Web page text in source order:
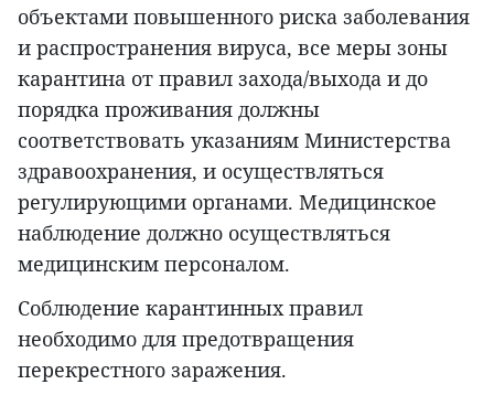
объектами повышенного риска заболевания
и распространения вируса, все меры зоны
карантина от правил захода/выхода и до
порядка проживания должны
соответствовать указаниям Министерства
здравоохранения, и осуществляться
регулирующими органами. Медицинское
наблюдение должно осуществляться
медицинским персоналом.
Соблюдение карантинных правил
необходимо для предотвращения
перекрестного заражения.